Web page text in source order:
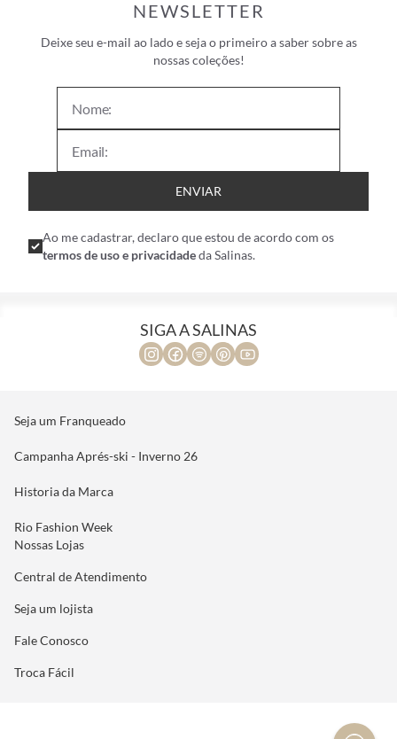
NEWSLETTER
Deixe seu e-mail ao lado e seja o primeiro a saber sobre as
nossas coleções!
ENVIAR
Ao me cadastrar, declaro que estou de acordo com os
termos de uso e privacidadeda Salinas.
SIGA A SALINAS
Seja um Franqueado
Campanha Aprés-ski - Inverno 26
Historia da Marca
Rio Fashion Week
Nossas Lojas
Central de Atendimento
Seja um lojista
Fale Conosco
Troca Fácil